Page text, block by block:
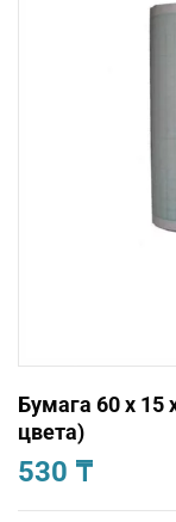
Бумага 60 х 15
цвета)
530 ₸